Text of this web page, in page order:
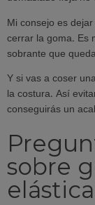
Mi consejo es
cerrar la goma. Es
sobrante que
Y si vas a coser
la costura. Así
conseguirás un
sobre
elástica